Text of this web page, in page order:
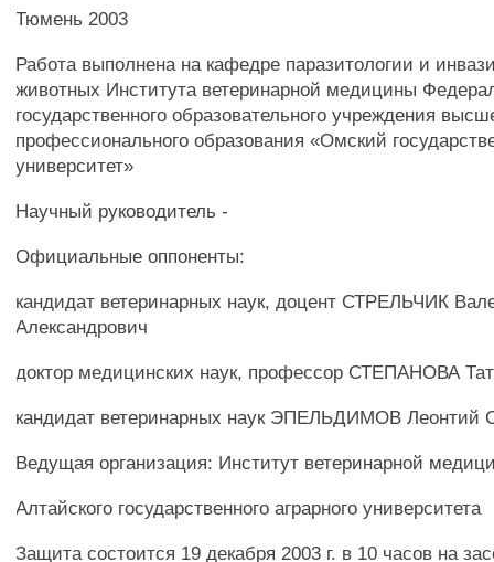
Тюмень 2003
Работа выполнена на кафедре паразитологии и
животных Института ветеринарной медицины
государственного образовательного учреждения
профессионального образования «Омский
университет»
Научный руководитель -
Официальные оппоненты:
кандидат ветеринарных наук, доцент СТРЕЛЬЧИК
Александрович
доктор медицинских наук, профессор СТЕПАНОВА
кандидат ветеринарных наук ЭПЕЛЬДИМОВ Леонтий
Ведущая организация: Институт ветеринарной
Алтайского государственного аграрного университета
Защита состоится 19 декабря 2003 г. в 10 часов на